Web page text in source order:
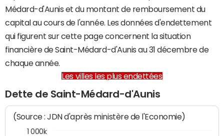
Médard-d'Aunis et du montant de remboursement du
capital au cours de l'année. Les données d'endettement
qui figurent sur cette page concernent la situation
financière de Saint-Médard-d'Aunis au 31 décembre de
chaque année.
Les villes les plus endettées
Dette de Saint-Médard-d'Aunis
(Source : JDN d'après ministère de l'Economie)
1 000k